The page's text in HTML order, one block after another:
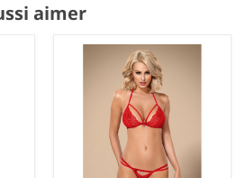
aimer